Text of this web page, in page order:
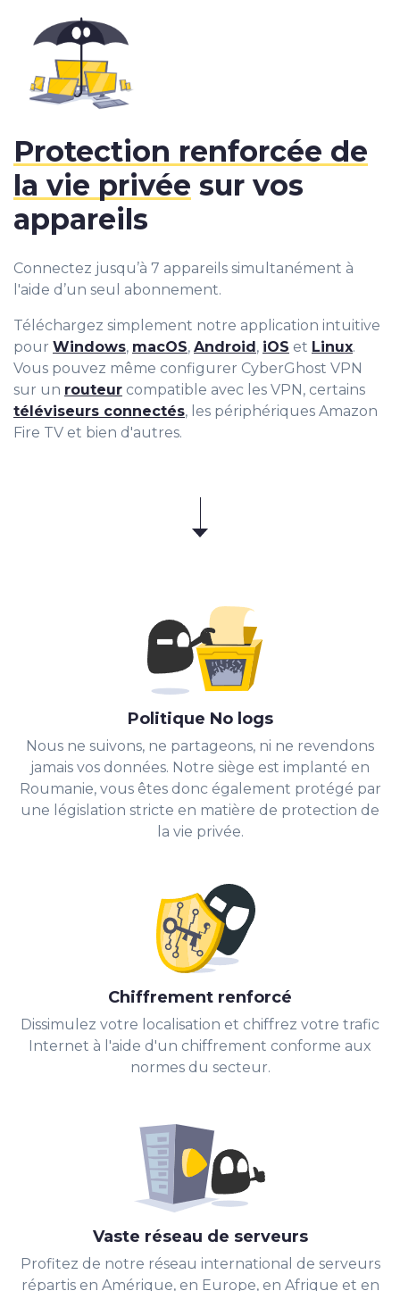
Connectez jusqu’à 7 appareils simultanément à
l'aide d’un seul abonnement.
Téléchargez simplement notre application intuitive
pour Windows, macOS, Android , iOS et Linux.
Vous pouvez même configurer CyberGhost VPN
sur un routeur compatible avec les VPN, certains
téléviseurs connectés, les périphériques Amazon
Fire TV et bien d'autres.
Protection renforcée de
la vie privée sur vos
appareils
Politique No logs
Nous ne suivons, ne partageons, ni ne revendons
jamais vos données. Notre siège est implanté en
Roumanie, vous êtes donc également protégé par
une législation stricte en matière de protection de
la vie privée.
Chiffrement renforcé
Dissimulez votre localisation et chiffrez votre trafic
Internet à l'aide d'un chiffrement conforme aux
normes du secteur.
Vaste réseau de serveurs
Profitez de notre réseau international de serveurs
répartis en Amérique, en Europe, en Afrique et en